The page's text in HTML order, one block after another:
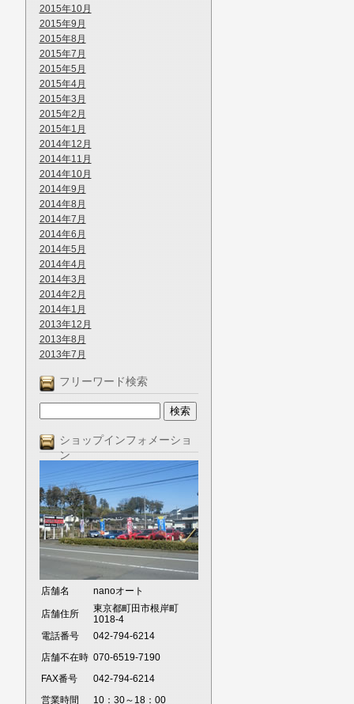
2015年10月
2015年9月
2015年8月
2015年7月
2015年5月
2015年4月
2015年3月
2015年2月
2015年1月
2014年12月
2014年11月
2014年10月
2014年9月
2014年8月
2014年7月
2014年6月
2014年5月
2014年4月
2014年3月
2014年2月
2014年1月
2013年12月
2013年8月
2013年7月
フリーワード検索
ショップインフォメーショ
ン
店舗名 nanoオート
店舗住所
東京都町田市根岸町
1018-4
電話番号
042-794-6214
店舗不在時 070-6519-7190
FAX番号
042-794-6214
営業時間
10：30～18：00